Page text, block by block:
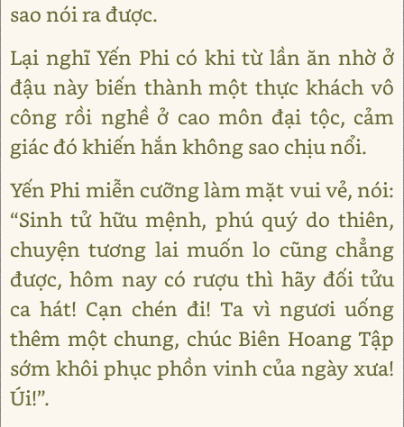
sao nói ra được.
Lại nghĩ Yến Phi có khi từ lần ăn nhờ ở
đậu này biến thành một thực khách vô
công rồi nghề ở cao môn đại tộc, cảm
giác đó khiến hắn không sao chịu nổi.
Yến Phi miễn cưỡng làm mặt vui vẻ, nói:
“Sinh tử hữu mệnh, phú quý do thiên,
chuyện tương lai muốn lo cũng chẳng
được, hôm nay có rượu thì hãy đối tửu
ca hát! Cạn chén đi! Ta vì ngươi uống
thêm một chung, chúc Biên Hoang Tập
sớm khôi phục phồn vinh của ngày xưa!
Úi!”.